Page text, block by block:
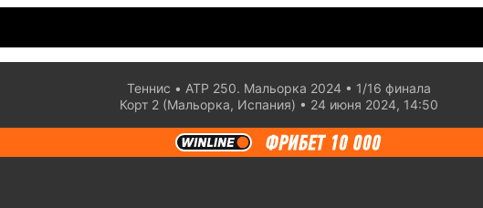
Теннис ATP 250. Мальорка 2024
1/16 финaла
Корт 2 (Мальорка, Испания)
24 июня 2024, 14:50